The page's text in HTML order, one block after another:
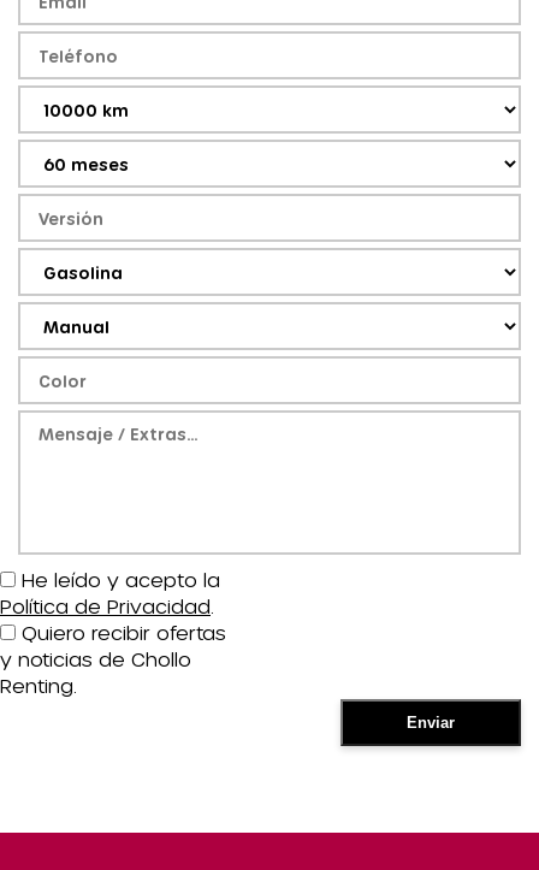
He leído y acepto la
Política de Privacidad
Quiero recibir ofertas
y noticias de Chollo
Renting.